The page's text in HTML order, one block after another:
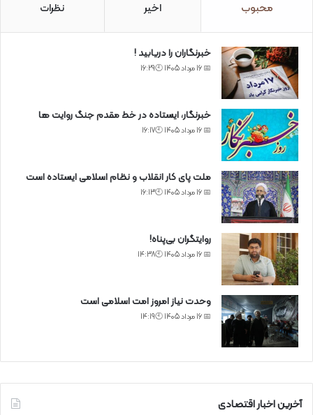
محبوب اخیر نظرات
خبرنگاران را دریابید !
📅 16 مرداد 1405 🕙16:29
خبرنگار، ایستاده در خط مقدم جنگ روایت ها
📅 16 مرداد 1405 🕙16:17
ملت پای کار انقلاب و نظام اسلامی ایستاده است
📅 16 مرداد 1405 🕙16:13
روایتگران بی‌پناه!
📅 16 مرداد 1405 🕙14:38
وحدت نیاز امروز امت اسلامی است
📅 16 مرداد 1405 🕙14:19
آخرین اخبار اقتصادی